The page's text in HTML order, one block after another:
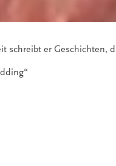
schreibt er Geschichten,